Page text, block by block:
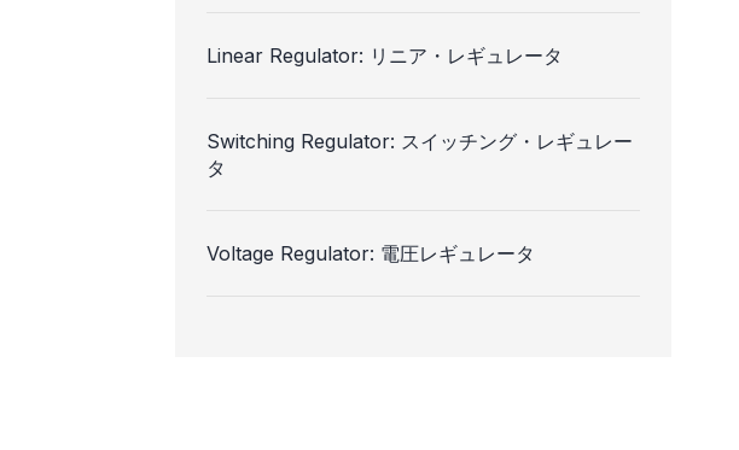
Linear Regulator: リニア・レギュレータ
Switching Regulator: スイッチング・レギュレー
タ
Voltage Regulator: 電圧レギュレータ